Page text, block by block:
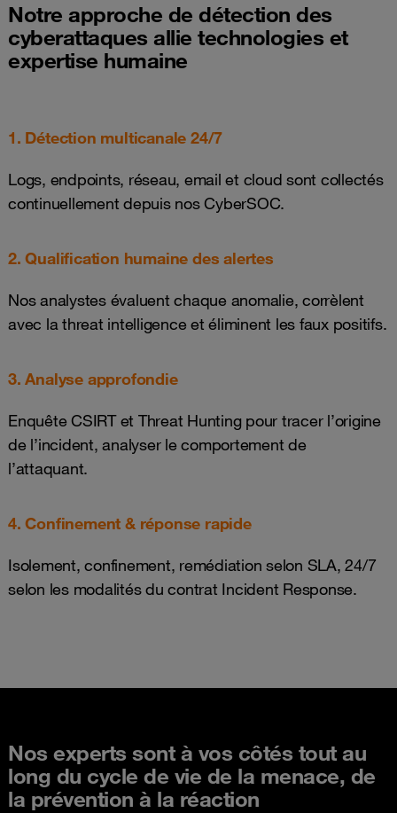
Notre approche de détection des
cyberattaques allie technologies et
expertise humaine
1. Détection multicanale 24/7
Logs, endpoints, réseau, email et cloud sont collectés
continuellement depuis nos CyberSOC.
2. Qualification humaine des alertes
Nos analystes évaluent chaque anomalie, corrèlent
avec la threat intelligence et éliminent les faux positifs.
3. Analyse approfondie
Enquête CSIRT et Threat Hunting pour tracer l’origine
de l’incident, analyser le comportement de
l’attaquant.
4. Confinement & réponse rapide
Isolement, confinement, remédiation selon SLA, 24/7
selon les modalités du contrat Incident Response.
Nos experts sont à vos côtés tout au
long du cycle de vie de la menace, de
la prévention à la réaction